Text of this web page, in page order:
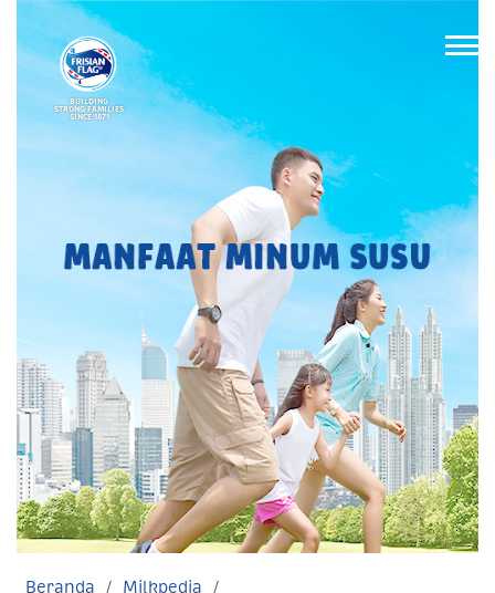
BUILDING
STRONG FAMILIES
SINCE 1871
Beranda
Milkpedia